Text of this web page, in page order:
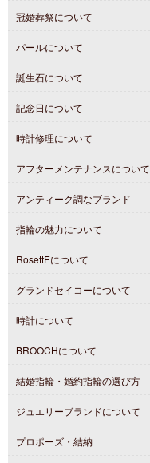
冠婚葬祭について
パールについて
誕生石について
記念日について
時計修理について
アフターメンテナンスについて
アンティーク調なブランド
指輪の魅力について
RosettEについて
グランドセイコーについて
時計について
BROOCHについて
結婚指輪・婚約指輪の選び方
ジュエリーブランドについて
プロポーズ・結納